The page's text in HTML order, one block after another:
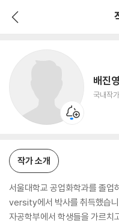
배진영
국내작가
경제경영 저자
작가 소개
서울대학교 공업화학과를 졸
versity에서 박사를 취득했습니
자공학부에서 학생들을 가르치